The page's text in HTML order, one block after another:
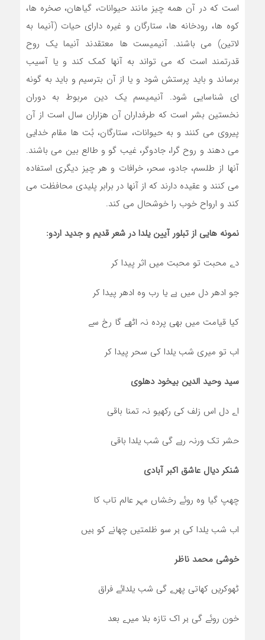
است که در آن همه چیز مانند حیوانات، گیاهان، صخره ها،
کوه ها، رودخانه ها، ستارگان و غیره دارای حیات (آنیما به
لاتین) می باشند. آنیمیست ها معتقدند آنیما یک روح
قدرتمند است که می تواند به آنها کمک کند و یا آسیب
برساند و باید پرستش شود و یا از آن بترسیم و باید به گونه
ای شناسایی شود. آنیمیسم یک دین مربوط به دوران
نخستین بشر است که طرفداران آن هزاران سال است از آن
پیروی می کنند و به حیوانات، ستارگان، بُت ها مقام خدایی
می دهند و روح گرا، جادوگر، غیب گو و طالع بین می باشند.
آنها از طلسم، جادو، سحر، خرافات و هر چیز دیگری استفاده
می کنند و عقیده دارند که از آنها در برابر پلیدی محافظت می
کند و ارواح خوب را خوشحال می کند.
نمونه هایی از تبلور آیین یلدا در شعر قدیم و جدید اردو:
دے محبت تو محبت میں اثر پیدا کر
جو ادھر دل میں ہے یا رب وہ ادھر پیدا کر
کیا قیامت میں بھی پردہ نہ اٹھے گا رخ سے
اب تو میری شب یلدا کی سحر پیدا کر
سید وحید الدین بیخود دهلوی
اے دل اس زلف کی رکھیو نہ تمنا باقی
حشر تک ورنہ رہے گی شب یلدا باقی
شنکر دیال عاشق اکبر آبادی
چھپ گیا وہ روئے رخشاں مہر عالم تاب کا
اب شب یلدا کی ہر سو ظلمتیں چھانے کو ہیں
خوشی محمد ناظر
ٹھوکریں کھاتی پھرے گی شب یلدائے فراق
خون روئے گی ہر اک تازہ بلا میرے بعد